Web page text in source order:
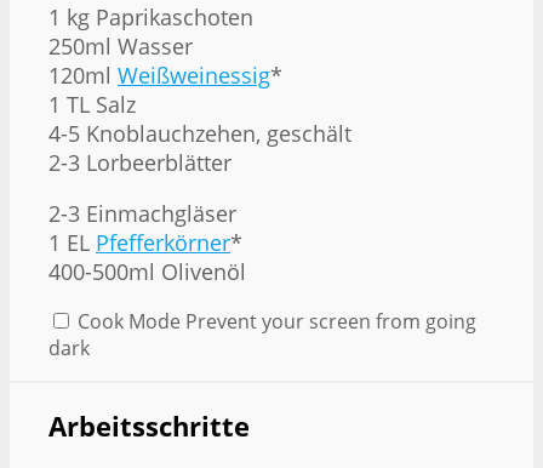
1 kg Paprikaschoten
250ml Wasser
120ml Weißweinessig*
1 TL Salz
4-5 Knoblauchzehen, geschält
2-3 Lorbeerblätter
2-3 Einmachgläser
1 EL Pfefferkörner*
400-500ml Olivenöl
Cook Mode Prevent your screen from going
dark
Arbeitsschritte